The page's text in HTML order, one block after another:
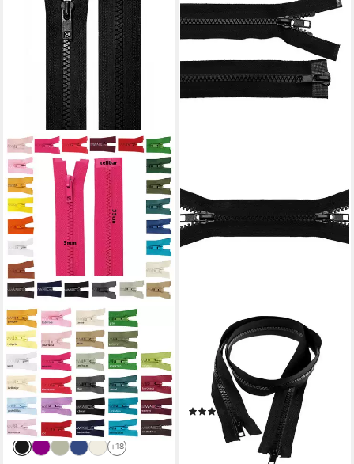
MADDMA
Reißverschluss 1
Reißverschluss Kunststoff-
Profil 5mm 35cm
Profilreißverschluss, schwarz
2,57 €
lieferbar - in 3-4 Werktagen bei dir
+18
MADDMA
Reißverschluss 1
Reißverschluss 2-Wege 5mm
70cm teilbar Autolock
Farbwahl, schwarz
(1)
2,57 €
lieferbar - in 3-4 Werktagen bei dir
+9